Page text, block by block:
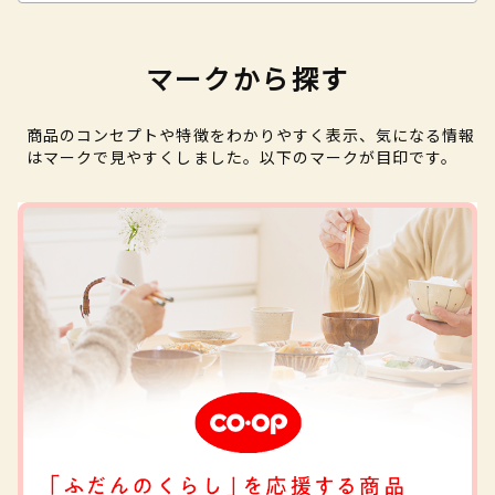
マークから探す
商品のコンセプトや特徴をわかりやすく表示、気になる情報
はマークで見やすくしました。以下のマークが目印です。